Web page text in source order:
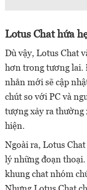
Lotus Chat hứa
Dù vậy, Lotus Chat
hơn trong tương lai.
nhắn mới sẽ cập
chút so với PC và
tượng xảy ra thường
hiện.
Ngoài ra, Lotus
lý những đoạn
khung chat nhóm